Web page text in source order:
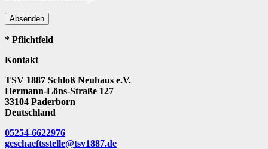
Absenden
* Pflichtfeld
Kontakt
TSV 1887 Schloß Neuhaus e.V.
Hermann-Löns-Straße 127
33104 Paderborn
Deutschland
05254-6622976
geschaeftsstelle@tsv1887.de